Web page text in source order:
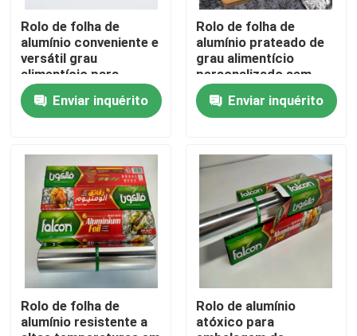
Quem Somos
Fábrica
Pedir um orçamento
Bobina de alumínio do revestimento do moinho
Bobina de alumínio revestida da cor
Bobina de alumínio laminada
Rolo de folha de
alumínio conveniente e
versátil grau
alimentício para
catering
Enviar inquérito
Rolo de folha de
alumínio prateado de
grau alimentício
personalizado sem
cheiro para catering
Enviar inquérito
Rolo de folha de
alumínio resistente a
Rolo de alumínio
atóxico para